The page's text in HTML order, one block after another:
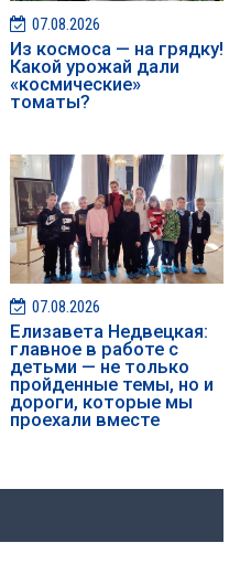
07.08.2026
Из космоса — на грядку!
Какой урожай дали
«космические»
томаты?
07.08.2026
Елизавета Недвецкая:
главное в работе с
детьми — не только
пройденные темы, но и
дороги, которые мы
проехали вместе